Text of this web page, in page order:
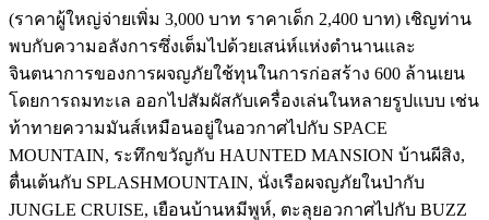
(ราคาผู้ใหญ่จ่ายเพิ่ม 3,000 บาท ราคาเด็ก 2,400 บาท) เชิญท่าน
พบกับความอลังการซึ่งเต็มไปด้วยเสน่ห์แห่งตำนานและ
จินตนาการของการผจญภัยใช้ทุนในการก่อสร้าง 600 ล้านเยน
โดยการถมทะเล ออกไปสัมผัสกับเครื่องเล่นในหลายรูปแบบ เช่น
ท้าทายความมันส์เหมือนอยู่ในอวกาศไปกับ SPACE
MOUNTAIN, ระทึกขวัญกับ HAUNTED MANSION บ้านผีสิง,
ตื่นเต้นกับ SPLASHMOUNTAIN, นั่งเรือผจญภัยในป่ากับ
JUNGLE CRUISE, เยือนบ้านหมีพูห์, ตะลุยอวกาศไปกับ BUZZ